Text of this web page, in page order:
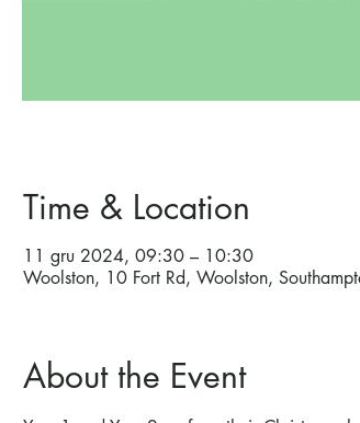
Time & Location
11 gru 2024, 09:30 – 10:30
Woolston, 10 Fort Rd, Woolston,
About the Event